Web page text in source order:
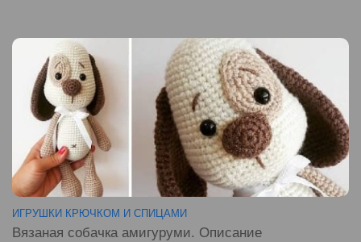
ИГРУШКИ КРЮЧКОМ И СПИЦАМИ
Вязаная собачка амигуруми. Описание